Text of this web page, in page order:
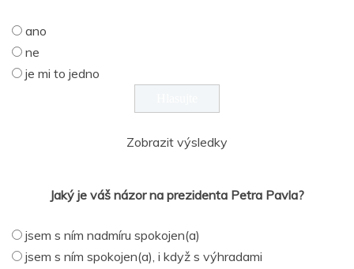
ano
ne
je mi to jedno
Zobrazit výsledky
Jaký je váš názor na prezidenta Petra Pavla?
jsem s ním nadmíru spokojen(a)
jsem s ním spokojen(a), i když s výhradami